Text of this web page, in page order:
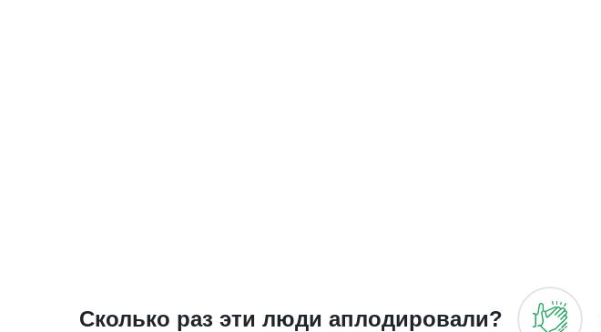
Сколько раз эти люди аплодировали?